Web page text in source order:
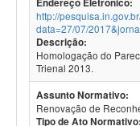
Endereço Eletrônico:
http://
data=27/07/
Descrição:
Homologação do
Trienal 2013.
Assunto Normativo:
Renovação de
Tipo de Ato Normativo: